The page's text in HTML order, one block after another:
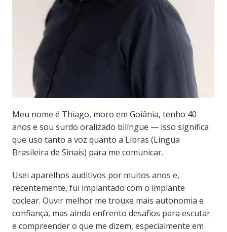
Meu nome é Thiago, moro em Goiânia, tenho 40
anos e sou surdo oralizado bilíngue — isso significa
que uso tanto a voz quanto a Libras (Língua
Brasileira de Sinais) para me comunicar.
Usei aparelhos auditivos por muitos anos e,
recentemente, fui implantado com o implante
coclear. Ouvir melhor me trouxe mais autonomia e
confiança, mas ainda enfrento desafios para escutar
e compreender o que me dizem, especialmente em